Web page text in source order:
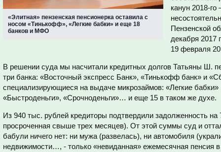
«Элитная» пензенская пенсионерка оставила с
носом «Тинькофф», «Легкие бабки» и еще 18
банков и МФО
канун 2018-
Пензенской
декабря 2017
19 февраля
В решении суда мы насчитали кредитных долгов Татьяны Ш.
три банка: «Восточный экспресс Банк», «Тинькофф банк» и
специализирующиеся на выдаче микрозаймов: «Легкие
«Быстроденьги», «Срочноденьги»… и еще 15 в таком же духе.
Из 940 тыс. рублей кредиторы подтвердили задолженность на
просроченная свыше трех месяцев). От этой суммы суд и
бабули ничего нет: ни мужа (развелась), ни автомобиля
недвижимости…, - только «невиданная» ежемесячная пенсия